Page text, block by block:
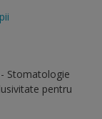
Stomatologie
pentru